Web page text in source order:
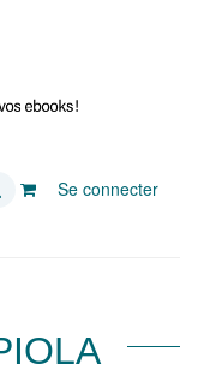
Se connecter